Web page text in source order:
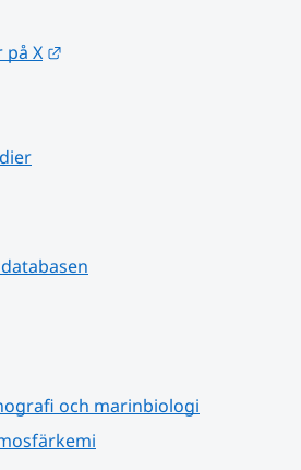
X
och marinbiologi